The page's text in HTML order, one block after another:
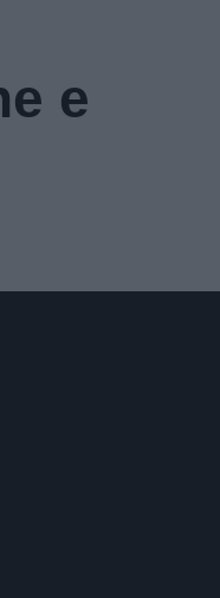
e